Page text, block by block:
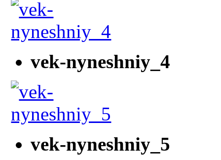
vek-nyneshniy_4
vek-nyneshniy_5